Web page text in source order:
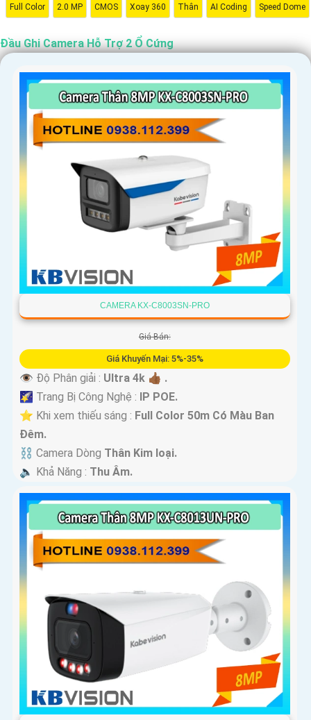
Full Color 2.0 MP CMOS Xoay 360 Thân AI Coding Speed Dome
Đầu Ghi Camera Hỗ Trợ 2 Ổ Cứng
CAMERA KX-C8003SN-PRO
Giá Bán:
Giá Khuyến Mại: 5%-35%
👁 Độ Phân giải : Ultra 4k 👍🏾 .
🌠 Trang Bị Công Nghệ : IP POE.
⭐ Khi xem thiếu sáng : Full Color 50m Có Màu Ban
Ðêm.
⛓ Camera Dòng Thân Kim loại.
️🔈 Khả Năng : Thu Âm.